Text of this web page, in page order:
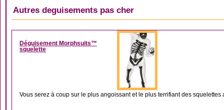
Autres deguisements pas cher
DÉGUISEMENT
Déguisement Morphsuits™
squelette
Vous serez à coup sur le plus angoissant et le plus terrifiant des squelettes